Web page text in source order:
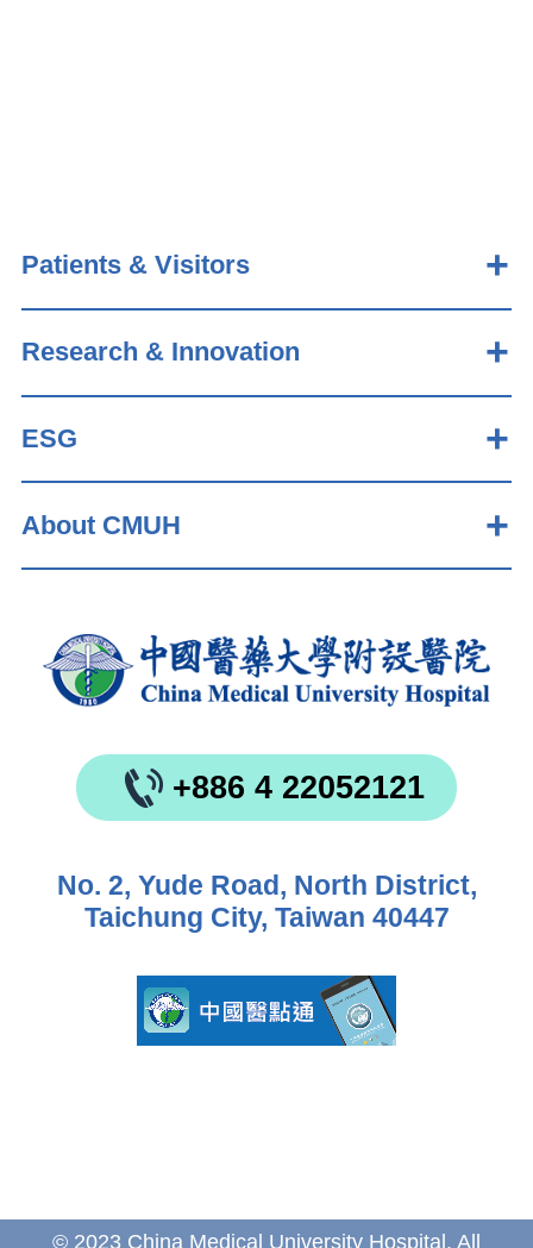
Patients & Visitors
Research & Innovation
ESG
About CMUH
+886 4 22052121
No. 2, Yude Road, North District,
Taichung City, Taiwan 40447
© 2023 China Medical University Hospital. All